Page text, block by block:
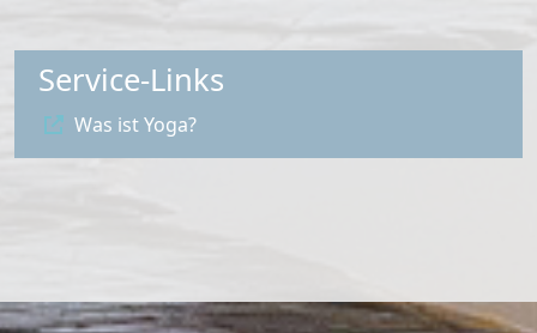
Service-Links
Was ist Yoga?